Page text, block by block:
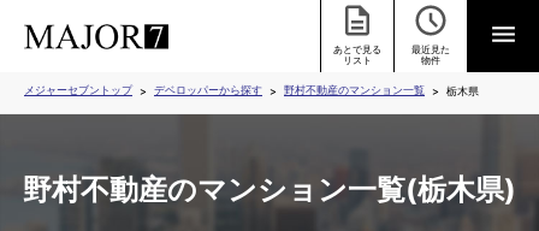
あとで見る
リスト
最近見た
物件
メジャーセブントップ デベロッパーから探す 野村不動産のマンション一覧 栃木県
野村不動産のマンション一覧(栃木県)